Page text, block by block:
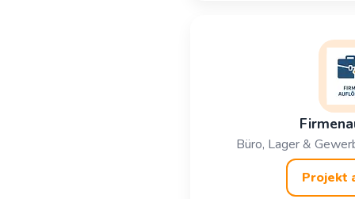
Büro, Lager &
Projekt